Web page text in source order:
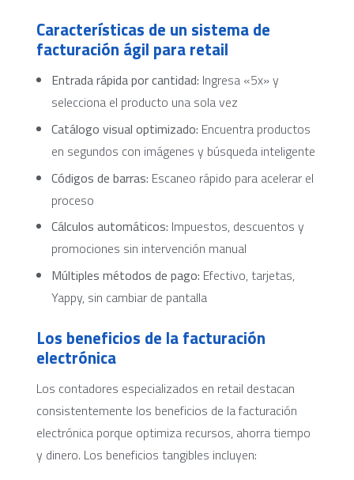
Características de un sistema de
facturación ágil para retail
Entrada rápida por cantidad: Ingresa «5x» y
selecciona el producto una sola vez
Catálogo visual optimizado: Encuentra productos
en segundos con imágenes y búsqueda inteligente
Códigos de barras: Escaneo rápido para acelerar el
proceso
Cálculos automáticos: Impuestos, descuentos y
promociones sin intervención manual
Múltiples métodos de pago: Efectivo, tarjetas,
Yappy, sin cambiar de pantalla
Los beneficios de la facturación
electrónica
Los contadores especializados en retail destacan
consistentemente los beneficios de la facturación
electrónica porque optimiza recursos, ahorra tiempo
y dinero. Los beneficios tangibles incluyen: